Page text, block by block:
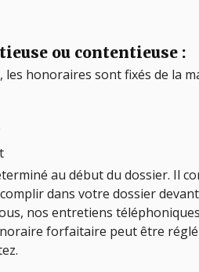
ou contentieuse :
les honoraires sont fixés de la
au début du dossier. Il
dans votre dossier
nos entretiens
forfaitaire peut être